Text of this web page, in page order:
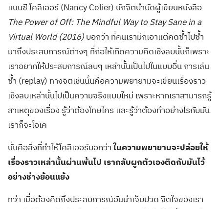
แนนซี โคลิเออร์ (Nancy Colier) นักจิตบำบัดผู้เขียนหนังสือ
The Power of Off: The Mindful Way to Stay Sane in a
Virtual World (2016)บอกว่า ที่คนเรามักเอาแต่คิดซ้ำไปซ้ำ
มาถึงประสบการณ์ต่างๆ ที่ก่อให้เกิดความคิดเชิงลบนั้นก็เพราะ
เราอยากให้ประสบการณ์ลบๆ เหล่านั้นเป็นไปในแบบอื่น การเล่น
ซ้ำ (replay) ทางจิตเช่นนั้นคือความพยายามจะเขียนเรื่องราว
เชิงลบเหล่านั้นไปเป็นความจริงแบบใหม่ เพราะหากเราสามารถรู้
สาเหตุของเรื่อง รู้ว่าต้องโทษใคร และรู้ว่าต้องทำอย่างไรกับมัน
เราก็จะโอเค
นั่นคือสิ่งที่ทำให้โคลิเออร์บอกว่าในความพยายามจะปล่อยให้
เรื่องราวเหล่านั้นผ่านพ้นไป เรากลับผูกตัวเองติดกับมันไว้
อย่างช่างย้อนแย้ง
ทว่า เมื่อต้องคิดถึงประสบการณ์อันน่าเจ็บปวด จิตใจของเรา